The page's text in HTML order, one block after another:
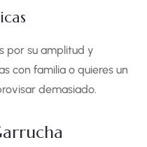
por su amplitud y
con familia o quieres un
demasiado.